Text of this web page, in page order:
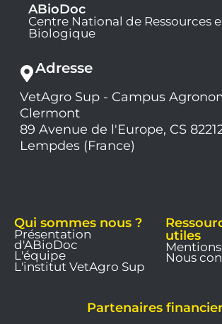
ABioDoc
Centre National de Ressources
Biologique
Adresse
VetAgro Sup - Campus
Clermont
89 Avenue de l'Europe, CS
Lempdes (France)
Qui sommes nous ?
Présentation
d'ABioDoc
L'équipe
L'institut VetAgro Sup
utiles
Nous
Partenaires